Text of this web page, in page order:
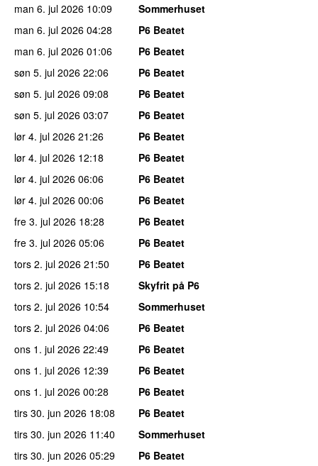
man 6. jul 2026 10:09
Sommerhuset
man 6. jul 2026 04:28
P6 Beatet
man 6. jul 2026 01:06
P6 Beatet
søn 5. jul 2026 22:06
P6 Beatet
søn 5. jul 2026 09:08
P6 Beatet
søn 5. jul 2026 03:07
P6 Beatet
lør 4. jul 2026 21:26
P6 Beatet
lør 4. jul 2026 12:18
P6 Beatet
lør 4. jul 2026 06:06
P6 Beatet
lør 4. jul 2026 00:06
P6 Beatet
fre 3. jul 2026 18:28
P6 Beatet
fre 3. jul 2026 05:06
P6 Beatet
tors 2. jul 2026 21:50
P6 Beatet
tors 2. jul 2026 15:18
Skyfrit på P6
tors 2. jul 2026 10:54
Sommerhuset
tors 2. jul 2026 04:06
P6 Beatet
ons 1. jul 2026 22:49
P6 Beatet
ons 1. jul 2026 12:39
P6 Beatet
ons 1. jul 2026 00:28
P6 Beatet
tirs 30. jun 2026 18:08
P6 Beatet
tirs 30. jun 2026 11:40
Sommerhuset
tirs 30. jun 2026 05:29
P6 Beatet